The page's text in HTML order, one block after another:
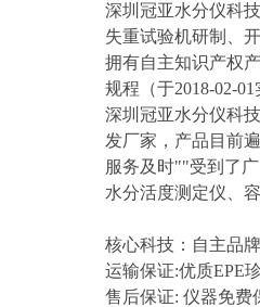
深圳冠亚水分仪科
失重试验机研制、
拥有自主知识产权
规程（于2018-02-
深圳冠亚水分仪科
发厂家，产品目前
服务及时""受到了
水分活度测定仪、
核心科技：自主品
运输保证:优质EPE
售后保证: 仪器免费